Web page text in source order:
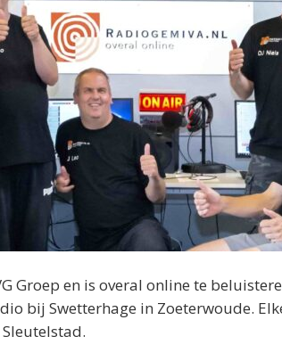
Groep en is overal online te
bij Swetterhage in Zoeterwoude.